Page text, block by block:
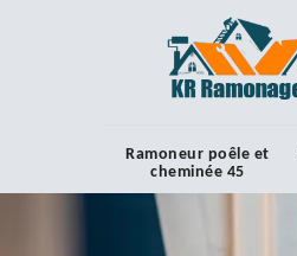
Ramoneur poêle et
cheminée 45